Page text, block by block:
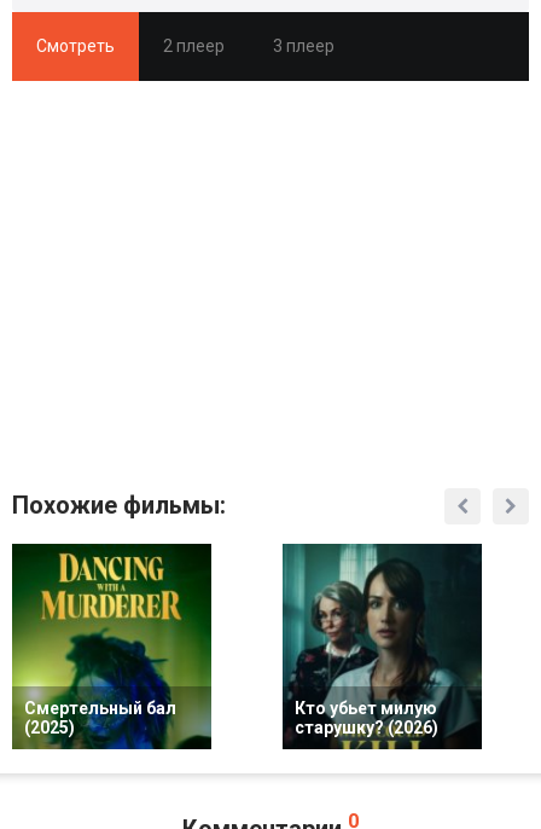
Смотреть 2 плеер 3 плеер
Похожие фильмы:
Смертельный бал
(2025)
Кто убьет милую
старушку? (2026)
0